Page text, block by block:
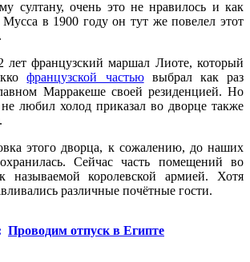
султану, очень это не нравилось и как
в 1900 году он тут же повелел этот
французский маршал Лиоте, который
французской частьювыбрал как раз
Марракеше своей резиденцией. Но
любил холод приказал во дворце также
этого дворца, к сожалению, до наших
Сейчас часть помещений во
называемой королевской армией. Хотя
различные почётные гости.
Проводим отпуск в Египте